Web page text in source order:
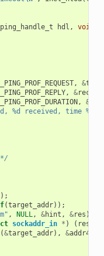
hdl , void
, &
, &
, &
%d received, time %dms
*/
(target_addr));
, NULL, &hint , &res );
sockaddr_in * ) ( res
(&target_addr), &addr4